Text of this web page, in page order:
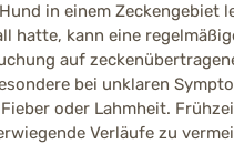
in einem Zeckengebiet
hatte, kann eine
auf
bei unklaren
oder Lahmheit.
Verläufe zu